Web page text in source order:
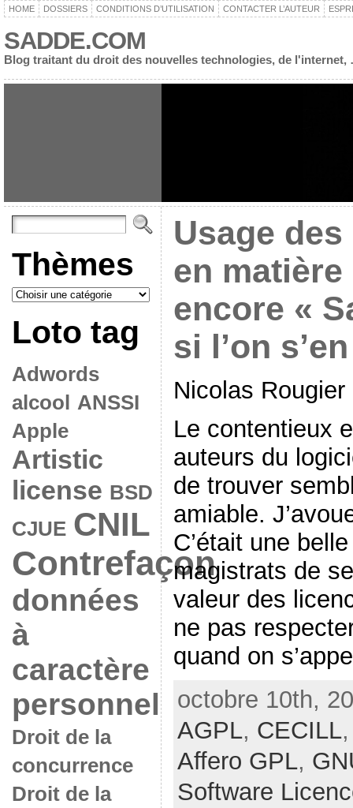
HOME DOSSIERS CONDITIONS D’UTILISATION CONTACTER L’AUTEUR
SADDE.COM
Blog traitant du droit des nouvelles technologies, de l'internet,
Thèmes
Loto tag
Adwords
alcool
ANSSI
Apple
Artistic
license BSD
CJUE CNIL
Contrefaçon
données
à
caractère
personnel
Droit de la
concurrence
Droit de la
Usage
en matière
encore «
si l’on
Nicolas Rougier
Le contentieux
auteurs du
de trouver
amiable.
C’était une
magistrats de
valeur des
ne pas
quand on
octobre 10th,
AGPL, CECILL
Affero GPL,
Software